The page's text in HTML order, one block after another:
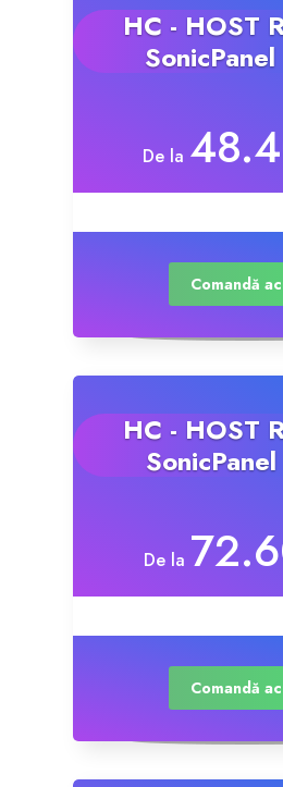
HC - HOST
De la
Comandă
HC - HOST
De la
Comandă